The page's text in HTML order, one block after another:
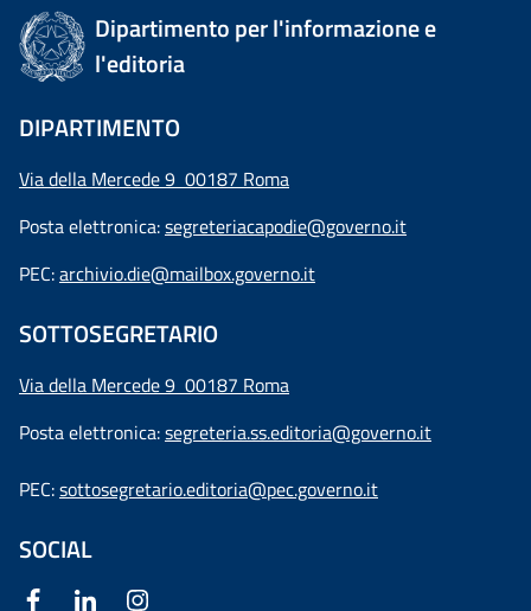
Dipartimento per l'informazione e
l'editoria
DIPARTIMENTO
Via della Mercede 9 00187 Roma
Posta elettronica:segreteriacapodie@governo.it
PEC:archivio.die@mailbox.governo.it
SOTTOSEGRETARIO
Via della Mercede 9 00187 Roma
Posta elettronica:segreteria.ss.editoria@governo.it
PEC:sottosegretario.editoria@pec.governo.it
SOCIAL